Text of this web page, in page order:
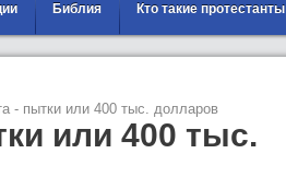
Библия Кто такие протестанты
- пытки или 400 тыс. долларов
или 400 тыс.